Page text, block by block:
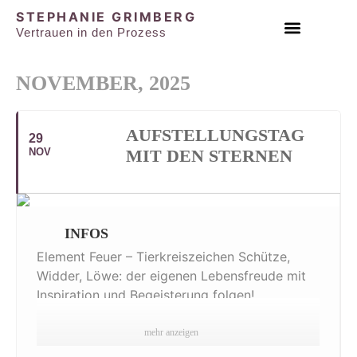
STEPHANIE GRIMBERG
Vertrauen in den Prozess
NOVEMBER, 2025
29
NOV
AUFSTELLUNGSTAG
MIT DEN STERNEN
mehr anzeigen
INFOS
Element Feuer – Tierkreiszeichen Schütze,
Widder, Löwe: der eigenen Lebensfreude mit
Inspiration und Begeisterung folgen!
Mittels Elementen der Aufstellungsarbeit werden wir die aktuelle